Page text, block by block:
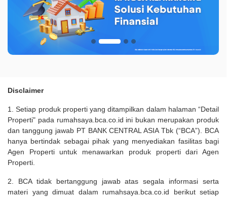
Disclaimer
1. Setiap produk properti yang ditampilkan dalam halaman “Detail
Properti" pada rumahsaya.bca.co.id ini bukan merupakan produk
dan tanggung jawab PT BANK CENTRAL ASIA Tbk (“BCA”). BCA
hanya bertindak sebagai pihak yang menyediakan fasilitas bagi
Agen Properti untuk menawarkan produk properti dari Agen
Properti.
2. BCA tidak bertanggung jawab atas segala informasi serta
materi yang dimuat dalam rumahsaya.bca.co.id berikut setiap